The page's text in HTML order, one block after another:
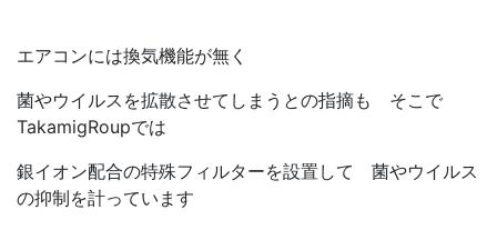
エアコンには換気機能が無く
菌やウイルスを拡散させてしまうとの指摘も そこで
TakamigRoupでは
銀イオン配合の特殊フィルターを設置して 菌やウイルス
の抑制を計っています